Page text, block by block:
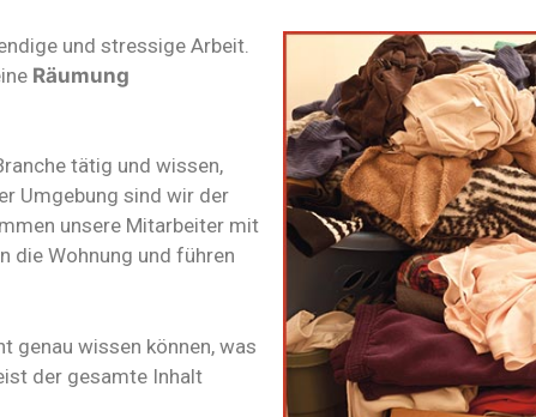
und stressige Arbeit.
Räumung
tätig und wissen,
Umgebung sind wir der
unsere Mitarbeiter mit
die Wohnung und führen
genau wissen können, was
der gesamte Inhalt